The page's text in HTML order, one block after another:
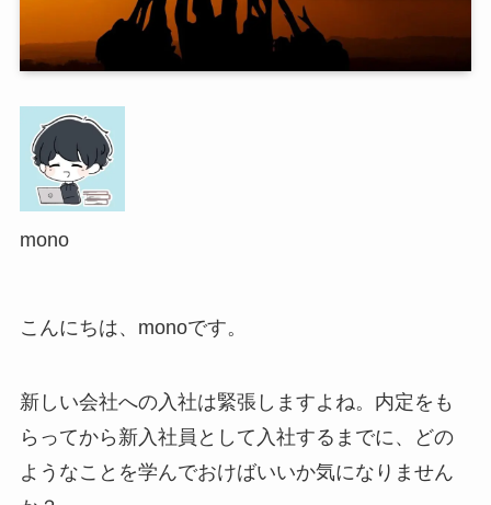
mono
こんにちは、monoです。
新しい会社への入社は緊張しますよね。内定をも
らってから新入社員として入社するまでに、どの
ようなことを学んでおけばいいか気になりません